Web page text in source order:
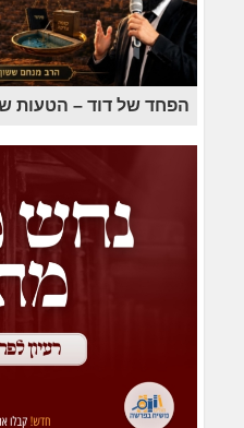
הפחד של דוד – הטעות